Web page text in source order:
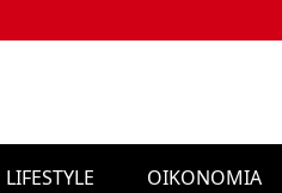
LIFESTYLE ΟΙΚΟΝΟΜΙΑ